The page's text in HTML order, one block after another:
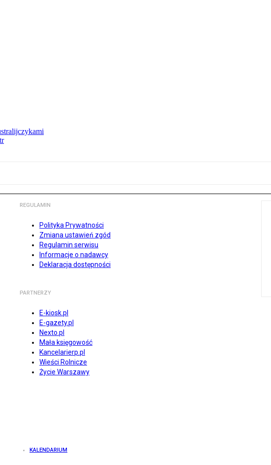
REGULAMIN
Polityka Prywatności
Zmiana ustawień zgód
Regulamin serwisu
Informacje o nadawcy
Deklaracja dostępności
PARTNERZY
E-kiosk.pl
E-gazety.pl
Nexto.pl
Mała księgowość
Kancelarierp.pl
Wieści Rolnicze
Życie Warszawy
KALENDARIUM